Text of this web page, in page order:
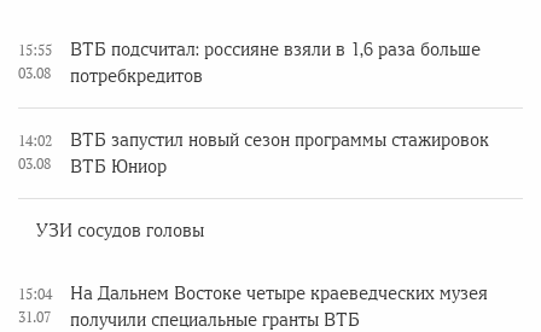
15:55
03.08
ВТБ подсчитал: россияне взяли в 1,6 раза больше
потребкредитов
14:02
03.08
ВТБ запустил новый сезон программы стажировок
ВТБ Юниор
УЗИ сосудов головы
15:04
31.07
На Дальнем Востоке четыре краеведческих музея
получили специальные гранты ВТБ